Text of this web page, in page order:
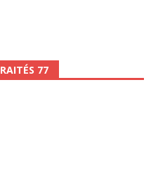
77